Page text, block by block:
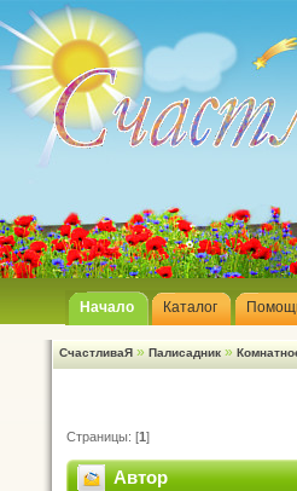
Начало Каталог
СчастливаЯ » Палисадник »
Страницы: [1]
Автор